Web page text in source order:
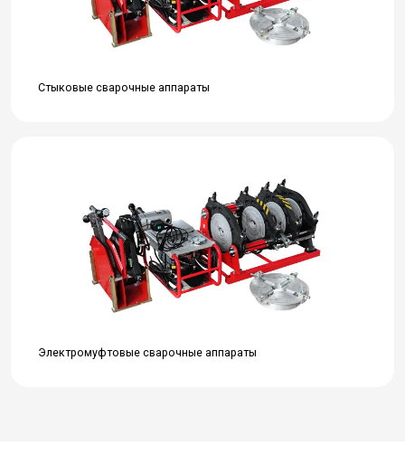
Стыковые сварочные аппараты
Электромуфтовые сварочные аппараты